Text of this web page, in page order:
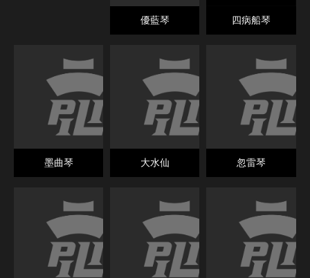
優藍琴 四病船琴
墨曲琴 大水仙 忽雷琴